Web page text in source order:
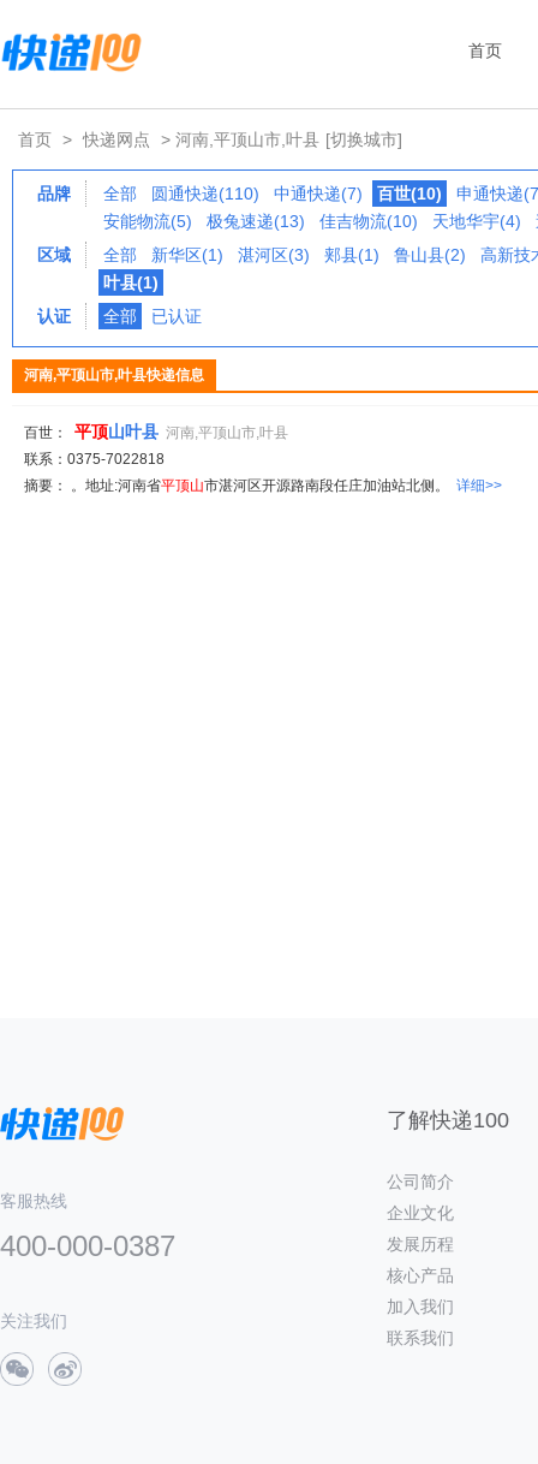
首页
首页 > 快递网点 > 河南,平顶山市,叶县 [切换城市]
品牌 全部 圆通快递(110) 中通快递(7) 百世(10)
申通快递
安能物流(5)
极兔速递(13) 佳吉物流(10) 天地华宇(4)
区域
全部 新华区(1) 湛河区(3) 郏县(1) 鲁山县(2)
高新技
叶县(1)
认证
全部 已认证
河南,平顶山市,叶县快递信息
百世： 平顶山叶县 河南,平顶山市,叶县
联系：0375-7022818
摘要： 。地址:河南省平顶山市湛河区开源路南段任庄加油站北侧。 详细>>
客服热线
400-000-0387
关注我们
了解快递100
公司简介
企业文化
发展历程
核心产品
加入我们
联系我们